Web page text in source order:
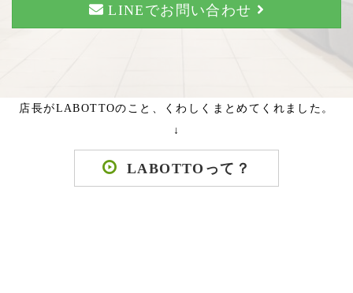
LINEでお問い合わせ
店長がLABOTTOのこと、くわしくまとめてくれました。
↓
LABOTTOって？